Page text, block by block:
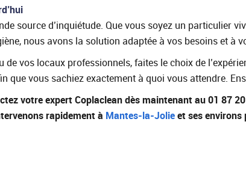
source d’inquiétude. Que vous soyez un particulier
nous avons la solution adaptée à vos besoins et à
de vos locaux professionnels, faites le choix de
que vous sachiez exactement à quoi vous attendre.
votre expert Coplaclean dès maintenant au 01 87
rapidement à Mantes-la-Jolieet ses